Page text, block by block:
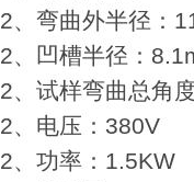
2、弯曲外半径：
2、凹槽半径：
2、试样弯曲总角
2、电压：380V
2、功率：1.5KW